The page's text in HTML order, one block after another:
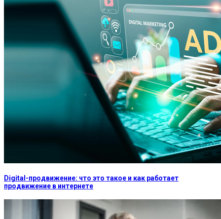
Digital-продвижение: что это такое и как работает
продвижение в интернете